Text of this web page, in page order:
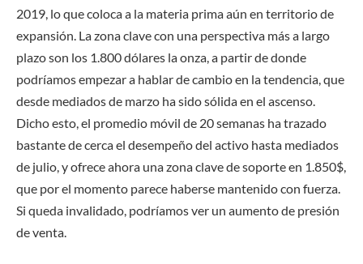
2019, lo que coloca a la materia prima aún en territorio de
expansión. La zona clave con una perspectiva más a largo
plazo son los 1.800 dólares la onza, a partir de donde
podríamos empezar a hablar de cambio en la tendencia, que
desde mediados de marzo ha sido sólida en el ascenso.
Dicho esto, el promedio móvil de 20 semanas ha trazado
bastante de cerca el desempeño del activo hasta mediados
de julio, y ofrece ahora una zona clave de soporte en 1.850$,
que por el momento parece haberse mantenido con fuerza.
Si queda invalidado, podríamos ver un aumento de presión
de venta.